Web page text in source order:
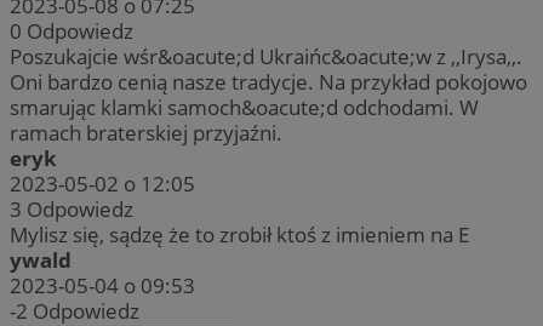
0 Odpowiedz
Poszukajcie wśr&oacute;d Ukraińc&oacute;w z ,,Irysa,,.
Oni bardzo cenią nasze tradycje. Na przykład pokojowo
smarując klamki samoch&oacute;d odchodami. W
ramach braterskiej przyjaźni.
eryk
2023-05-02 o 12:05
3 Odpowiedz
Mylisz się, sądzę że to zrobił ktoś z imieniem na E
ywald
2023-05-04 o 09:53
-2 Odpowiedz